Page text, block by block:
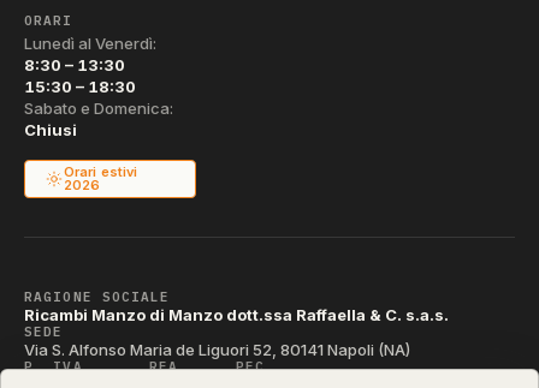
ORARI
Lunedì al Venerdì:
8:30 – 13:30
15:30 – 18:30
Sabato e Domenica:
Chiusi
Orari estivi
2026
RAGIONE SOCIALE
Ricambi Manzo di Manzo dott.ssa Raffaella & C. s.a.s.
SEDE
Via S. Alfonso Maria de Liguori 52, 80141 Napoli (NA)
P. IVA REA PEC